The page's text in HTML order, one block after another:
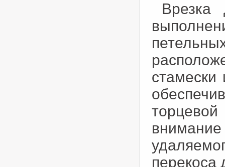
Врезка
перекоса